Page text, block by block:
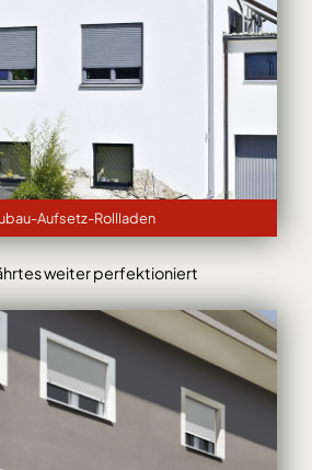
Aufsetz-Rollladen
weiter perfektioniert